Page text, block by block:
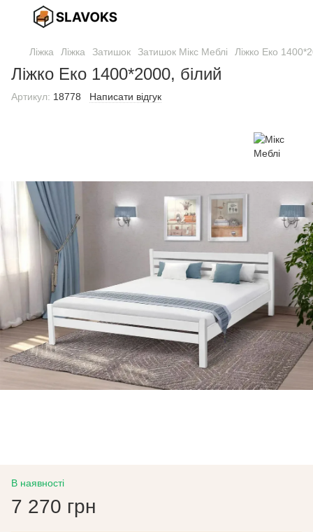
Ліжка Ліжка Затишок Затишок Мікс Меблі Ліжко Еко
Ліжко Еко 1400*2000, білий
Артикул: 18778 Написати відгук
В наявності
7 270 грн